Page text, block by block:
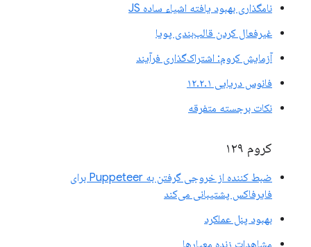
نامگذاری بهبود یافته اشیاء ساده JS
غیرفعال کردن قالب‌بندی پویا
آزمایش کروم: اشتراک‌گذاری فرآیند
فانوس دریایی ۱۲.۲.۱
نکات برجسته متفرقه
کروم ۱۲۹
ضبط کننده از خروجی گرفتن به Puppeteer برای
فایرفاکس پشتیبانی می‌کند
بهبود پنل عملکرد
مشاهدات زنده معیارها